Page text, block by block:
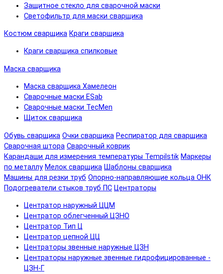
Защитное стекло для сварочной маски
Светофильтр для маски сварщика
Костюм сварщика Краги сварщика
Краги сварщика спилковые
Маска сварщика
Маска сварщика Хамелеон
Сварочные маски ESab
Сварочные маски TecMen
Щиток сварщика
Обувь сварщика Очки сварщика Респиратор для сварщика
Сварочная штора Сварочный коврик
Карандаши для измерения температуры Tempilstik Маркеры
по металлу Мелок сварщика Шаблоны сварщика
Машины для резки труб Опорно-направляющие кольца ОНК
Подогреватели стыков труб ПС Центраторы
Центратор наружный ЦЦМ
Центратор облегченный ЦЗНО
Центратор Тип Ц
Центратор цепной ЦЦ
Центраторы звенные наружные ЦЗН
Центраторы наружные звенные гидрофицированные -
ЦЗН-Г